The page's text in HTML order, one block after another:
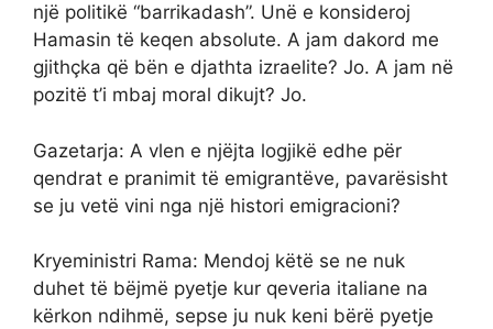
një politikë “barrikadash”. Unë e konsideroj
Hamasin të keqen absolute. A jam dakord me
gjithçka që bën e djathta izraelite? Jo. A jam në
pozitë t’i mbaj moral dikujt? Jo.
Gazetarja: A vlen e njëjta logjikë edhe për
qendrat e pranimit të emigrantëve, pavarësisht
se ju vetë vini nga një histori emigracioni?
Kryeministri Rama: Mendoj këtë se ne nuk
duhet të bëjmë pyetje kur qeveria italiane na
kërkon ndihmë, sepse ju nuk keni bërë pyetje